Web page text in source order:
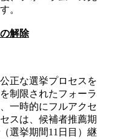
。
解除
正な選挙プロセスを
制限されたフォーラ
一時的にフルアクセ
スは、候補者推薦期
選挙期間11日目）継